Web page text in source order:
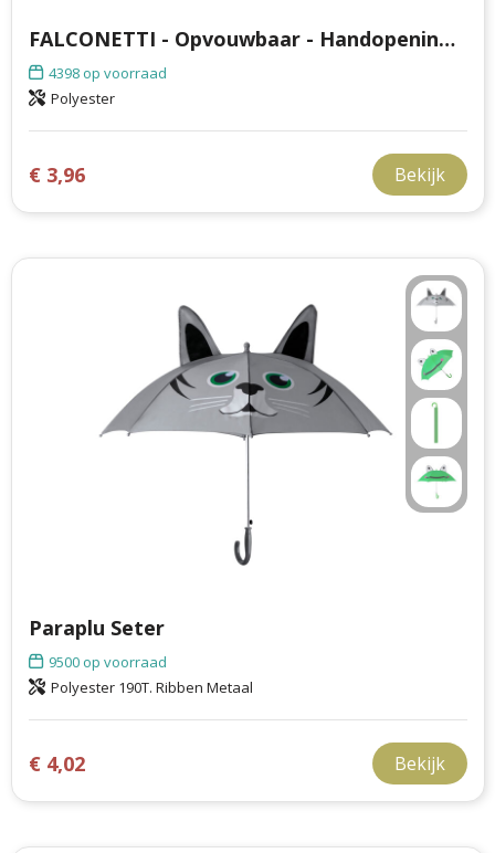
FALCONETTI - Opvouwbaar - Handopening - Windproof - 90 cm
4398op voorraad
Polyester
€ 3,96 Bekijk
Paraplu Seter
9500op voorraad
Polyester 190T. Ribben Metaal
€ 4,02 Bekijk